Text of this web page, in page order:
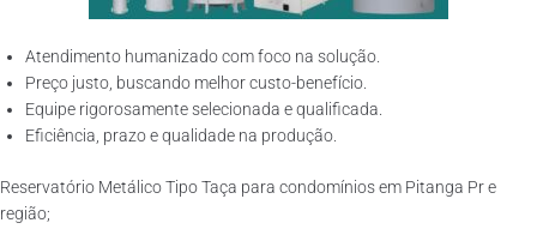
Atendimento humanizado com foco na solução.
Preço justo, buscando melhor custo-benefício.
Equipe rigorosamente selecionada e qualificada.
Eficiência, prazo e qualidade na produção.
Reservatório Metálico Tipo Taça para condomínios em Pitanga Pr e
região;